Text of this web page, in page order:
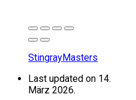
StingrayMasters
Last updated on 14.
März 2026.